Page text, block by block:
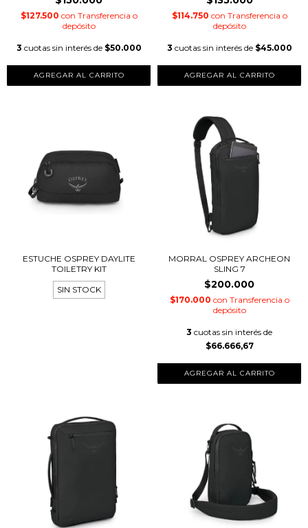
$127.500 con Transferencia o
depósito
3 cuotas sin interés de $50.000
$114.750 con Transferencia o
depósito
3 cuotas sin interés de $45.000
ESTUCHE OSPREY DAYLITE
TOILETRY KIT
SIN STOCK
MORRAL OSPREY ARCHEON
SLING 7
$200.000
$170.000 con Transferencia o
depósito
3 cuotas sin interés de
$66.666,67